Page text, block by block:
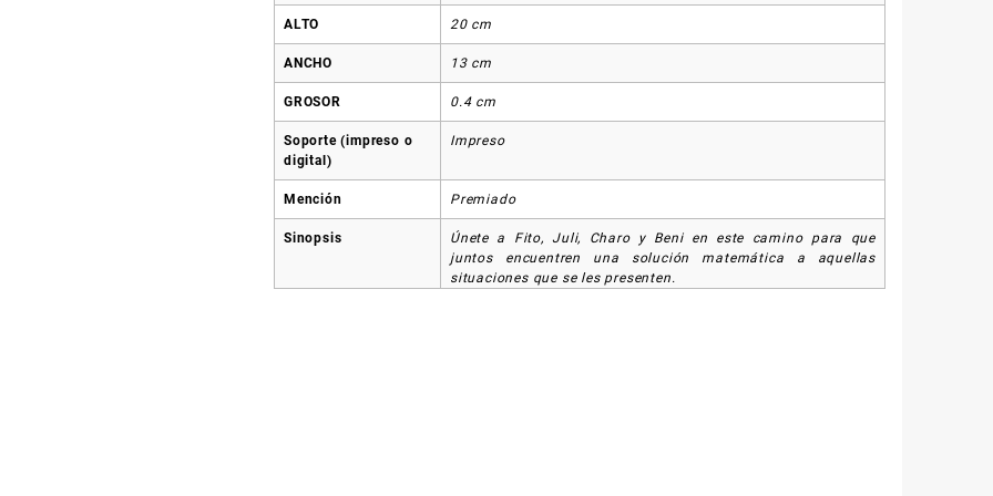
ALTO 20 cm
ANCHO 13 cm
GROSOR 0.4 cm
Soporte (impreso o
digital)
Impreso
Mención Premiado
Sinopsis
Únete a Fito, Juli, Charo y Beni en este camino para que
juntos encuentren una solución matemática a aquellas
situaciones que se les presenten.